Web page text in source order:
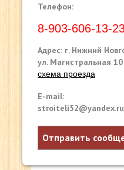
Телефон:
8-903-606-13-
Адрес: г. Нижний
ул. Магистральная 10
схема проезда
E-mail:
stroiteli52@yandex.ru
Отправить